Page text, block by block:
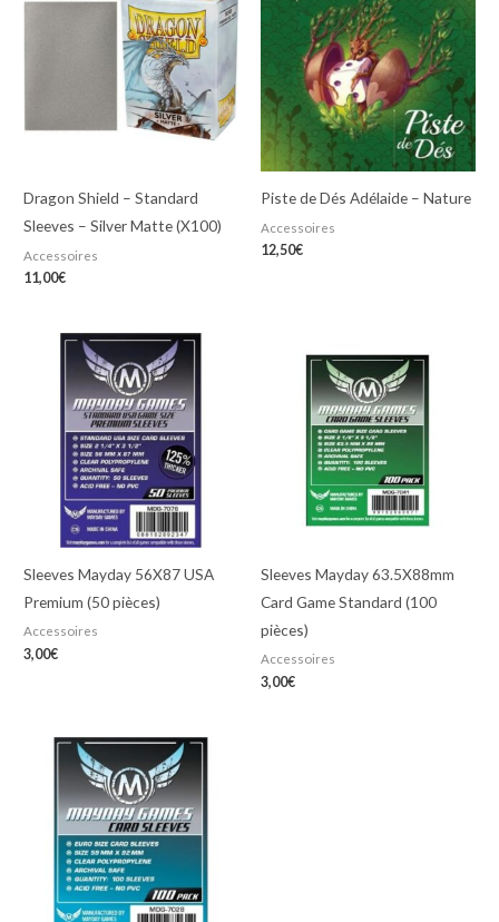
Dragon Shield – Standard
Sleeves – Silver Matte (X100)
Accessoires
11,00€
Piste de Dés Adélaide – Nature
Accessoires
12,50€
Sleeves Mayday 56X87 USA
Premium (50 pièces)
Accessoires
3,00€
Sleeves Mayday 63.5X88mm
Card Game Standard (100
pièces)
Accessoires
3,00€